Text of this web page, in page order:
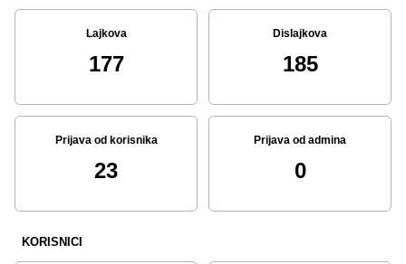
Lajkova
177
Dislajkova
185
Prijava od korisnika
23
Prijava od admina
0
KORISNICI